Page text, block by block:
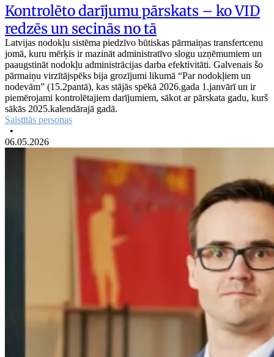
Kontrolēto darījumu pārskats – ko VID
redzēs un secinās no tā
Latvijas nodokļu sistēma piedzīvo būtiskas pārmaiņas transfertcenu
jomā, kuru mērķis ir mazināt administratīvo slogu uzņēmumiem un
paaugstināt nodokļu administrācijas darba efektivitāti. Galvenais šo
pārmaiņu virzītājspēks bija grozījumi likumā “Par nodokļiem un
nodevām” (15.2pantā), kas stājās spēkā 2026.gada 1.janvārī un ir
piemērojami kontrolētajiem darījumiem, sākot ar pārskata gadu, kurš
sākās 2025.kalendārajā gadā.
Saistītās personas
•
06.05.2026